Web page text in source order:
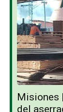
Misiones
del